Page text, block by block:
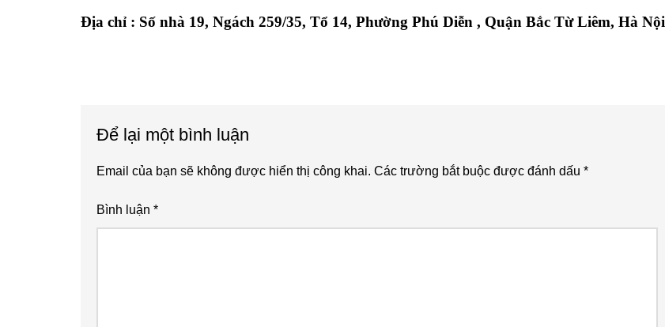
Địa chỉ : Số nhà 19, Ngách 259/35, Tổ 14, Phường Phú Diễn , Quận Bắc Từ Liêm, Hà Nội
Interactions
Để lại một bình luận
Email của bạn sẽ không được hiển thị công khai. Các trường bắt buộc được đánh dấu *
Bình luận *